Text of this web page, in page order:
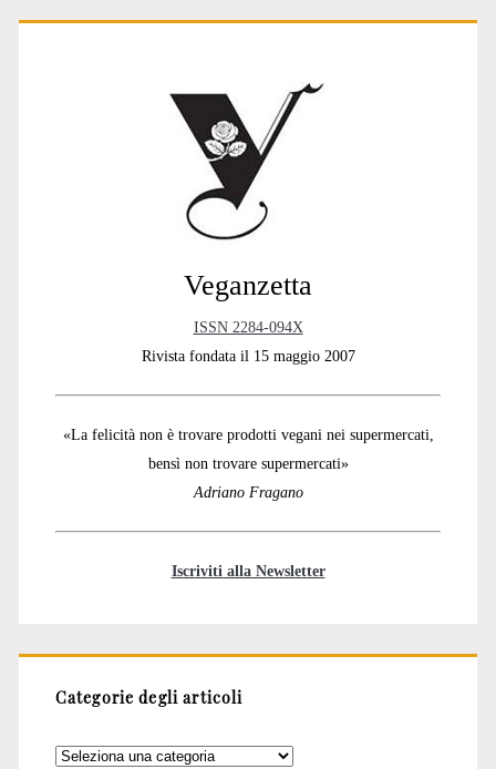
Primary
Veganzetta
ISSN 2284-094X
Rivista fondata il 15 maggio 2007
«La felicità non è trovare prodotti vegani nei supermercati,
bensì non trovare supermercati»
Adriano Fragano
Iscriviti alla Newsletter
Categorie degli articoli
Categorie